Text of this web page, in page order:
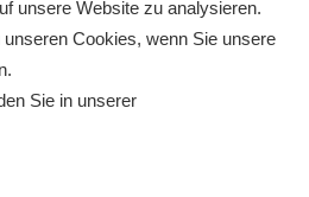
unsere Website zu analysieren.
Cookies, wenn Sie unsere
Sie in unserer